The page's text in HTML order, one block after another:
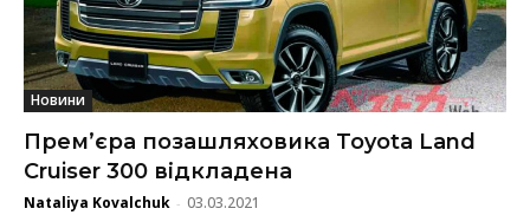
Новини
Прем’єра позашляховика Toyota Land
Cruiser 300 відкладена
Nataliya Kovalchuk - 03.03.2021